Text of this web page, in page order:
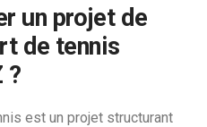
un projet de
de tennis
?
est un projet structurant